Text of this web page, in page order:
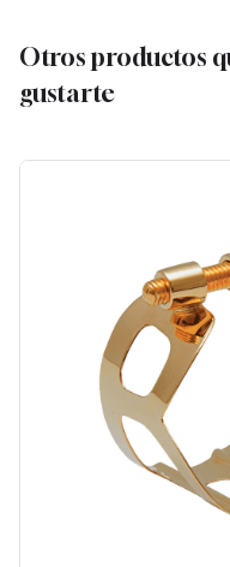
Otros productos
gustarte